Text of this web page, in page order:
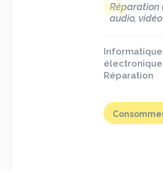
Réparation
audio, vidéo
électronique
Réparation